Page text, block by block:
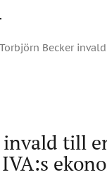
Torbjörn Becker
till